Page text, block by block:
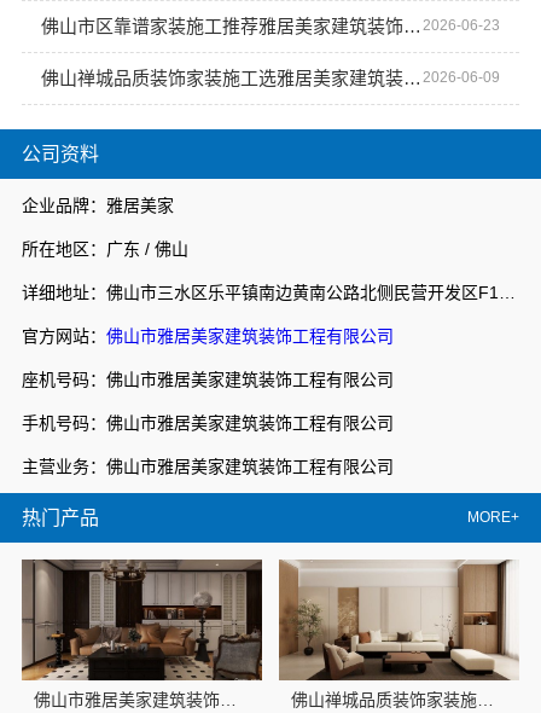
公司资料
企业品牌：雅居美家
所在地区：广东 / 佛山
官方网站： 佛山市雅居美家建筑装饰工程有限公司
座机号码：佛山市雅居美家建筑装饰工程有限公司
手机号码：佛山市雅居美家建筑装饰工程有限公司
主营业务：佛山市雅居美家建筑装饰工程有限公司
热门产品 MORE+
佛山市雅居美家建筑装饰工程有限公司-品质装饰家装设计哪家好
佛山市区靠谱家装施工推荐雅居美家建筑装饰工程有限公司 2026-06-23
佛山禅城品质装饰家装施工选雅居美家建筑装饰工程有限公司 2026-06-09